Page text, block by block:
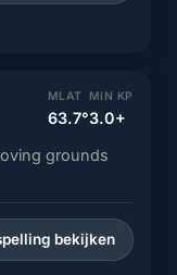
MLAT
63.7°
MIN KP
3.0+
grounds
bekijken